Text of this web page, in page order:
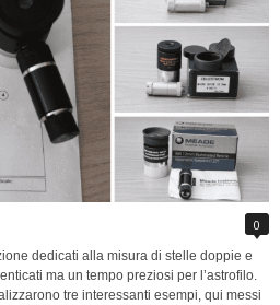
0
dedicati alla misura di stelle doppie e
ma un tempo preziosi per l’astrofilo.
tre interessanti esempi, qui messi